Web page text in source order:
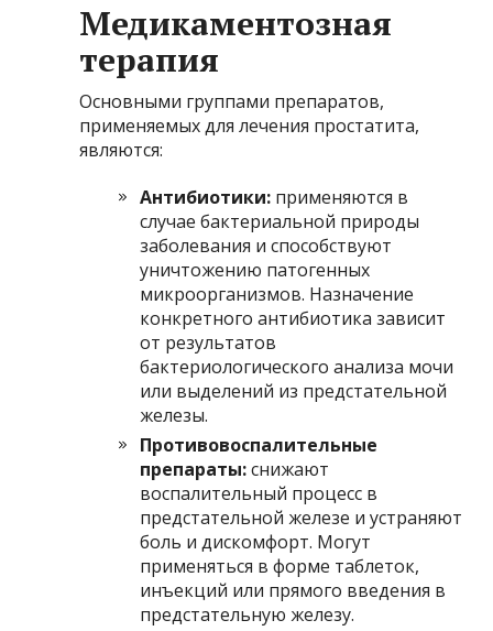
Медикаментозная
терапия
Основными группами препаратов,
применяемых для лечения простатита,
являются:
Антибиотики: применяются в
случае бактериальной природы
заболевания и способствуют
уничтожению патогенных
микроорганизмов. Назначение
конкретного антибиотика зависит
от результатов
бактериологического анализа мочи
или выделений из предстательной
железы.
Противовоспалительные
препараты:снижают
воспалительный процесс в
предстательной железе и устраняют
боль и дискомфорт. Могут
применяться в форме таблеток,
инъекций или прямого введения в
предстательную железу.